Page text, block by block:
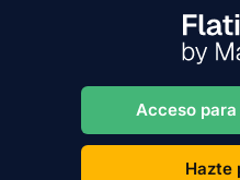
Acceso
Hazte